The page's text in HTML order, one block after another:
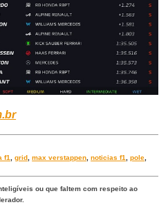
f1,grid,max verstappen,noticias f1,pole,
ou que faltem com respeito ao